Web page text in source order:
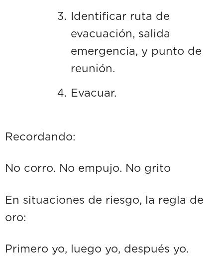
Identificar ruta de
evacuación, salida
emergencia, y punto de
reunión.
Evacuar.
Recordando:
No corro. No empujo. No grito
En situaciones de riesgo, la regla de
oro:
Primero yo, luego yo, después yo.